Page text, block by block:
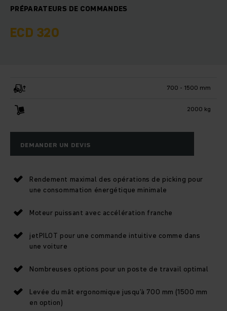
PRÉPARATEURS DE COMMANDES
ECD 320
700 - 1500 mm
2000 kg
DEMANDER UN DEVIS
Rendement maximal des opérations de picking pour
une consommation énergétique minimale
Moteur puissant avec accélération franche
jetPILOT pour une commande intuitive comme dans
une voiture
Nombreuses options pour un poste de travail optimal
Levée du mât ergonomique jusqu’à 700 mm (1500 mm
en option)